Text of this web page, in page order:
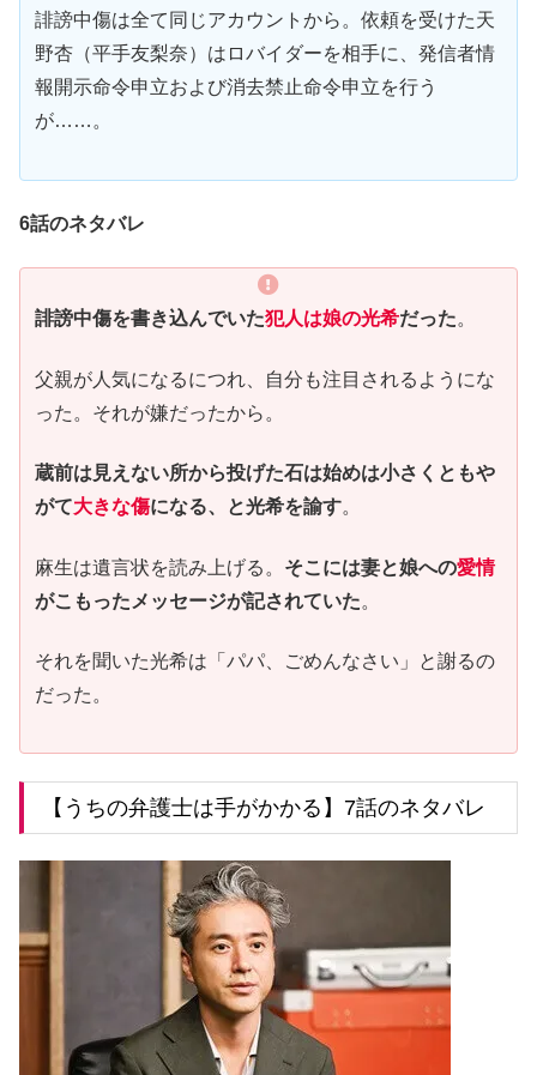
誹謗中傷は全て同じアカウントから。依頼を受けた天
野杏（平手友梨奈）はロバイダーを相手に、発信者情
報開示命令申立および消去禁止命令申立を行う
が……。
6話のネタバレ
誹謗中傷を書き込んでいた犯人は娘の光希だった。
父親が人気になるにつれ、自分も注目されるようにな
った。それが嫌だったから。
蔵前は見えない所から投げた石は始めは小さくともや
がて大きな傷になる、と光希を諭す。
麻生は遺言状を読み上げる。 そこには妻と娘への愛情
がこもったメッセージが記されていた。
それを聞いた光希は「パパ、ごめんなさい」と謝るの
だった。
【うちの弁護士は手がかかる】7話のネタバレ